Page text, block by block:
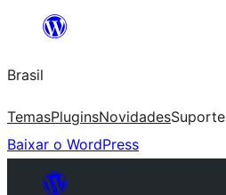
o
conteúdo
Brasil
TemasPluginsNovidadesSuporte
Baixar o WordPress